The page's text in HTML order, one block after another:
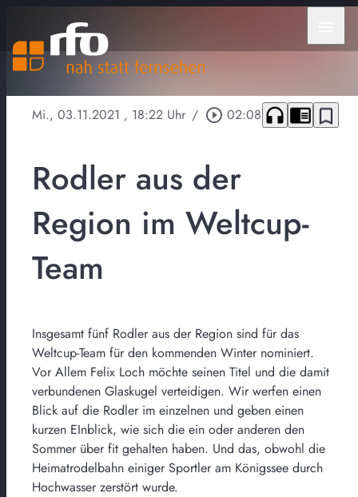
Mi., 03.11.2021 , 18:22 Uhr / play_circle_outline 02:08 headphones chrome_reader_mode bookmark_border
Rodler aus der
Region im Weltcup-
Team
Insgesamt fünf Rodler aus der Region sind für das
Weltcup-Team für den kommenden Winter nominiert.
Vor Allem Felix Loch möchte seinen Titel und die damit
verbundenen Glaskugel verteidigen. Wir werfen einen
Blick auf die Rodler im einzelnen und geben einen
kurzen EInblick, wie sich die ein oder anderen den
Sommer über fit gehalten haben. Und das, obwohl die
Heimatrodelbahn einiger Sportler am Königssee durch
Hochwasser zerstört wurde.